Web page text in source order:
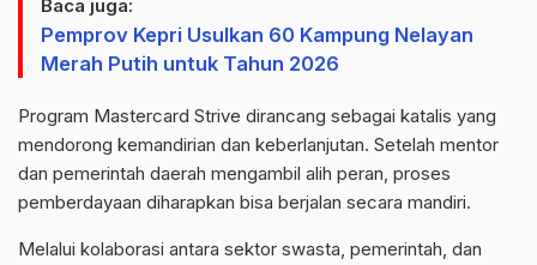
Baca juga:
Pemprov Kepri Usulkan 60 Kampung Nelayan
Merah Putih untuk Tahun 2026
Program Mastercard Strive dirancang sebagai katalis yang
mendorong kemandirian dan keberlanjutan. Setelah mentor
dan pemerintah daerah mengambil alih peran, proses
pemberdayaan diharapkan bisa berjalan secara mandiri.
Melalui kolaborasi antara sektor swasta, pemerintah, dan